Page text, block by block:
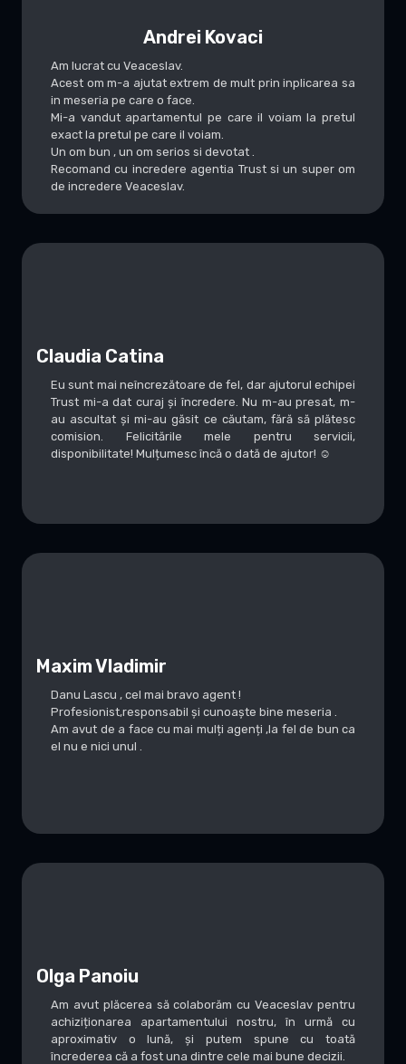
Andrei Kovaci
Am lucrat cu Veaceslav.
Acest om m-a ajutat extrem de mult prin inplicarea sa
in meseria pe care o face.
Mi-a vandut apartamentul pe care il voiam la pretul
exact la pretul pe care il voiam.
Un om bun , un om serios si devotat .
Recomand cu incredere agentia Trust si un super om
de incredere Veaceslav.
Claudia Catina
Eu sunt mai neîncrezătoare de fel, dar ajutorul echipei
Trust mi-a dat curaj și încredere. Nu m-au presat, m-
au ascultat și mi-au găsit ce căutam, fără să plătesc
comision. Felicitările mele pentru servicii,
disponibilitate! Mulțumesc încă o dată de ajutor! ☺️
Maxim Vladimir
Danu Lascu , cel mai bravo agent !
Profesionist,responsabil și cunoaște bine meseria .
Am avut de a face cu mai mulți agenți ,la fel de bun ca
el nu e nici unul .
Olga Panoiu
Am avut plăcerea să colaborăm cu Veaceslav pentru
achiziționarea apartamentului nostru, în urmă cu
aproximativ o lună, și putem spune cu toată
încrederea că a fost una dintre cele mai bune decizii.